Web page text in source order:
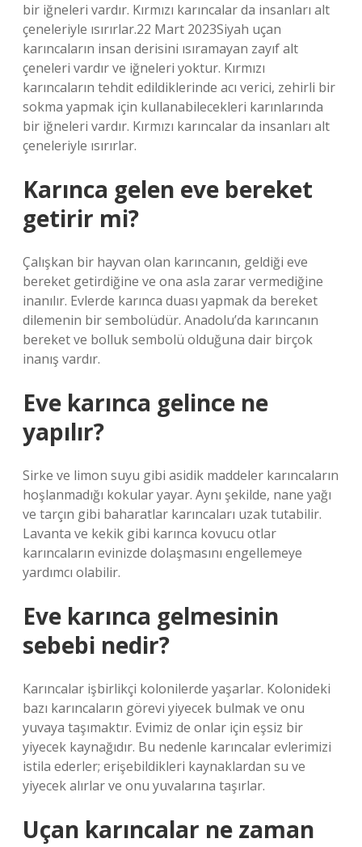
bir iğneleri vardır. Kırmızı karıncalar da insanları alt
çeneleriyle ısırırlar.22 Mart 2023Siyah uçan
karıncaların insan derisini ısıramayan zayıf alt
çeneleri vardır ve iğneleri yoktur. Kırmızı
karıncaların tehdit edildiklerinde acı verici, zehirli bir
sokma yapmak için kullanabilecekleri karınlarında
bir iğneleri vardır. Kırmızı karıncalar da insanları alt
çeneleriyle ısırırlar.
Karınca gelen eve bereket
getirir mi?
Çalışkan bir hayvan olan karıncanın, geldiği eve
bereket getirdiğine ve ona asla zarar vermediğine
inanılır. Evlerde karınca duası yapmak da bereket
dilemenin bir sembolüdür. Anadolu’da karıncanın
bereket ve bolluk sembolü olduğuna dair birçok
inanış vardır.
Eve karınca gelince ne
yapılır?
Sirke ve limon suyu gibi asidik maddeler karıncaların
hoşlanmadığı kokular yayar. Aynı şekilde, nane yağı
ve tarçın gibi baharatlar karıncaları uzak tutabilir.
Lavanta ve kekik gibi karınca kovucu otlar
karıncaların evinizde dolaşmasını engellemeye
yardımcı olabilir.
Eve karınca gelmesinin
sebebi nedir?
Karıncalar işbirlikçi kolonilerde yaşarlar. Kolonideki
bazı karıncaların görevi yiyecek bulmak ve onu
yuvaya taşımaktır. Evimiz de onlar için eşsiz bir
yiyecek kaynağıdır. Bu nedenle karıncalar evlerimizi
istila ederler; erişebildikleri kaynaklardan su ve
yiyecek alırlar ve onu yuvalarına taşırlar.
Uçan karıncalar ne zaman